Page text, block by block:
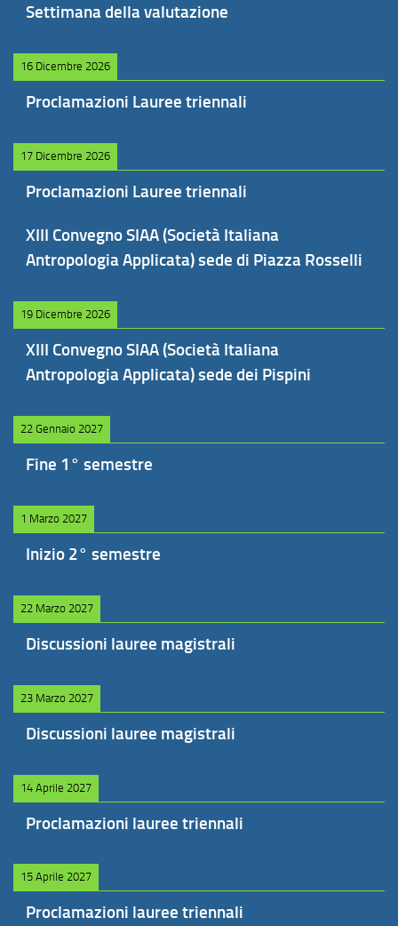
Settimana della valutazione
16 Dicembre 2026
Proclamazioni Lauree triennali
17 Dicembre 2026
Proclamazioni Lauree triennali
XIII Convegno SIAA (Società Italiana
Antropologia Applicata) sede di Piazza Rosselli
19 Dicembre 2026
XIII Convegno SIAA (Società Italiana
Antropologia Applicata) sede dei Pispini
22 Gennaio 2027
Fine 1° semestre
1 Marzo 2027
Inizio 2° semestre
22 Marzo 2027
Discussioni lauree magistrali
23 Marzo 2027
Discussioni lauree magistrali
14 Aprile 2027
Proclamazioni lauree triennali
15 Aprile 2027
Proclamazioni lauree triennali